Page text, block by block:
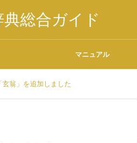
総合ガイド
マニュアル
「玄翁」を追加しました